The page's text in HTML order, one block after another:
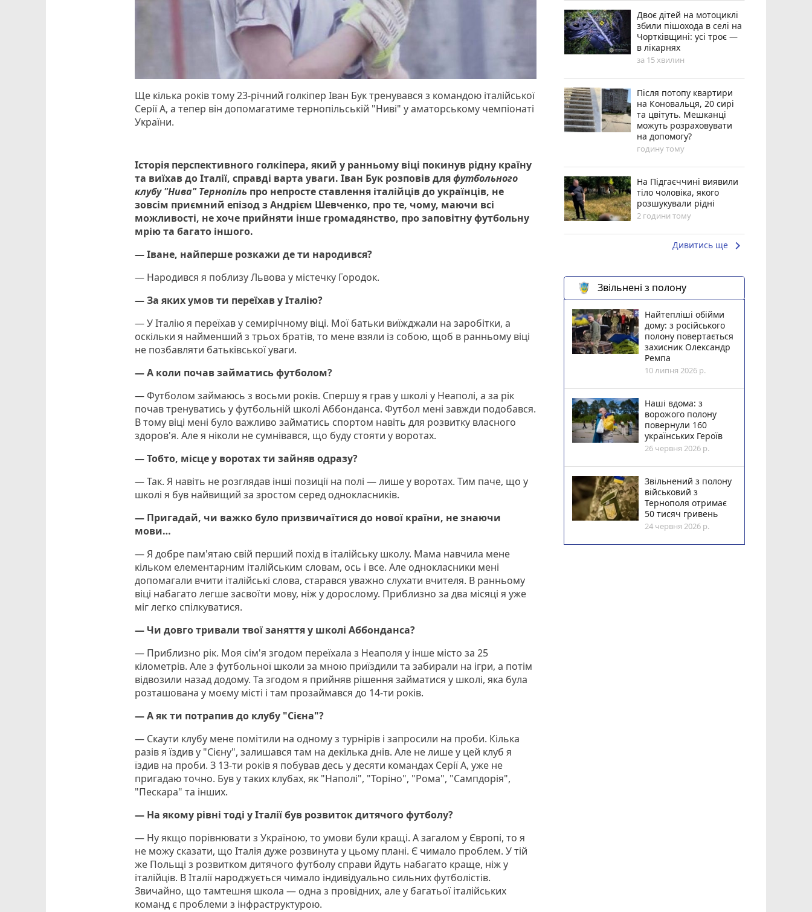
Ще кілька років тому 23-річний голкіпер Іван Бук тренувався з командою італійської
Серії А, а тепер він допомагатиме тернопільській "Ниві" у аматорському чемпіонаті
України.
Історія перспективного голкіпера, який у ранньому віці покинув рідну країну
та виїхав до Італії, справді варта уваги. Іван Бук розповів дляфутбольного
клубу "Нива" Тернопіль про непросте ставлення італійців до українців, не
зовсім приємний епізод з Андрієм Шевченко, про те, чому, маючи всі
можливості, не хоче прийняти інше громадянство, про заповітну футбольну
мрію та багато іншого.
— Іване, найперше розкажи де ти народився?
— Народився я поблизу Львова у містечку Городок.
— За яких умов ти переїхав у Італію?
— У Італію я переїхав у семирічному віці. Мої батьки виїжджали на заробітки, а
оскільки я найменший з трьох братів, то мене взяли із собою, щоб в ранньому віці
не позбавляти батьківської уваги.
— А коли почав займатись футболом?
— Футболом займаюсь з восьми років. Спершу я грав у школі у Неаполі, а за рік
почав тренуватись у футбольній школі Аббонданса. Футбол мені завжди подобався.
В тому віці мені було важливо займатись спортом навіть для розвитку власного
здоров'я. Але я ніколи не сумнівався, що буду стояти у воротах.
— Тобто, місце у воротах ти зайняв одразу?
— Так. Я навіть не розглядав інші позиції на полі — лише у воротах. Тим паче, що у
школі я був найвищий за зростом серед однокласників.
— Пригадай, чи важко було призвичаїтися до нової країни, не знаючи
мови…
— Я добре пам'ятаю свій перший похід в італійську школу. Мама навчила мене
кільком елементарним італійським словам, ось і все. Але однокласники мені
допомагали вчити італійські слова, старався уважно слухати вчителя. В ранньому
віці набагато легше засвоїти мову, ніж у дорослому. Приблизно за два місяці я уже
міг легко спілкуватися.
— Чи довго тривали твої заняття у школі Аббонданса?
— Приблизно рік. Моя сім'я згодом переїхала з Неаполя у інше місто за 25
кілометрів. Але з футбольної школи за мною приїздили та забирали на ігри, а потім
відвозили назад додому. Та згодом я прийняв рішення займатися у школі, яка була
розташована у моєму місті і там прозаймався до 14-ти років.
— А як ти потрапив до клубу "Сієна"?
— Скаути клубу мене помітили на одному з турнірів і запросили на проби. Кілька
разів я їздив у "Сієну", залишався там на декілька днів. Але не лише у цей клуб я
їздив на проби. З 13-ти років я побував десь у десяти командах Серії А, уже не
пригадаю точно. Був у таких клубах, як "Наполі", "Торіно", "Рома", "Сампдорія",
"Пескара" та інших.
— На якому рівні тоді у Італії був розвиток дитячого футболу?
— Ну якщо порівнювати з Україною, то умови були кращі. А загалом у Європі, то я
не можу сказати, що Італія дуже розвинута у цьому плані. Є чимало проблем. У тій
же Польщі з розвитком дитячого футболу справи йдуть набагато краще, ніж у
італійців. В Італії народжується чимало індивідуально сильних футболістів.
Звичайно, що тамтешня школа — одна з провідних, але у багатьої італійських
команд є проблеми з інфраструктурою.
Двоє дітей на мотоциклі
збили пішохода в селі на
Чортківщині: усі троє —
в лікарнях
за 15 хвилин
Після потопу квартири
на Коновальця, 20 сирі
та цвітуть. Мешканці
можуть розраховувати
на допомогу?
годину тому
На Підгаєччині виявили
тіло чоловіка, якого
розшукували рідні
2 години тому
Дивитись ще keyboard_arrow_right
Звільнені з полону
Найтепліші обійми
дому: з російського
полону повертається
захисник Олександр
Ремпа
10 липня 2026 р.
Наші вдома: з
ворожого полону
повернули 160
українських Героїв
26 червня 2026 р.
Звільнений з полону
військовий з
Тернополя отримає
50 тисяч гривень
24 червня 2026 р.